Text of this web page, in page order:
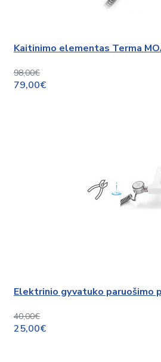
Kaitinimo elementas Terma
98,00€
79,00€
Elektrinio gyvatuko paruošimo
40,00€
25,00€